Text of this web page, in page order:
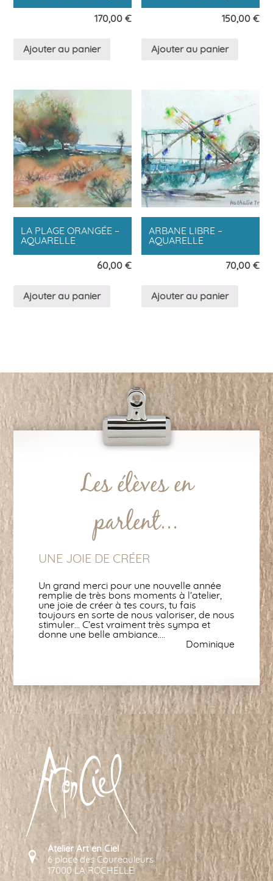
170,00 €
Ajouter au panier
150,00 €
Ajouter au panier
LA PLAGE ORANGÉE –
AQUARELLE
60,00 €
Ajouter au panier
ARBANE LIBRE –
AQUARELLE
70,00 €
Ajouter au panier
Les élèves en
parlent...
UNE JOIE DE CRÉER
Un grand merci pour une nouvelle année
remplie de très bons moments à l’atelier,
une joie de créer à tes cours, tu fais
toujours en sorte de nous valoriser, de nous
stimuler… C’est vraiment très sympa et
donne une belle ambiance….
Dominique
Atelier Art en Ciel
6 place des Coureauleurs
17000 LA ROCHELLE